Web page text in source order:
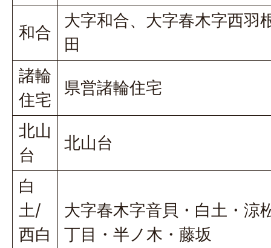
和合
大字和合、大字春木字西羽
田
諸輪
住宅
県営諸輪住宅
北山
台
北山台
白
土/
西白
大字春木字音貝・白土・涼
丁目・半ノ木・藤坂